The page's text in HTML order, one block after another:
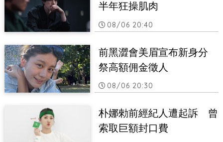
半年狂操肌肉
08/06 20:40
前黑澀會美眉宣布新身分
祭高額佣金徵人
08/06 20:30
朴娜勑前經紀人遭起訴　曾
索取巨額封口費